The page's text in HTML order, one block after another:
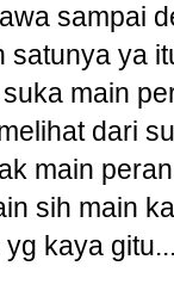
sampai
satunya ya
main
dari
main
sih main
kaya